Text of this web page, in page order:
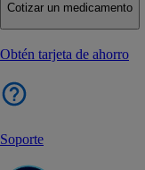
Cotizar un medicamento
Obtén tarjeta de ahorro
Soporte